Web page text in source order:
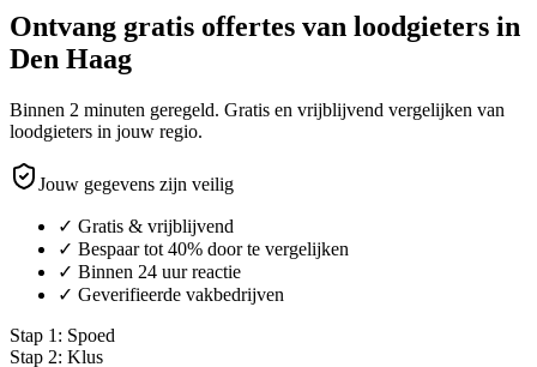
Ontvang gratis offertes van loodgieters in
Den Haag
Binnen 2 minuten geregeld. Gratis en vrijblijvend vergelijken van
loodgieters in jouw regio.
Jouw gegevens zijn veilig
✓ Gratis & vrijblijvend
✓ Bespaar tot 40% door te vergelijken
✓ Binnen 24 uur reactie
✓ Geverifieerde vakbedrijven
Stap 1 : Spoed
Stap 2: Klus